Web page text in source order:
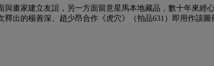
畫家建立友誼，另一方面留意星馬本地藏品，數十年來經
出的楊善深、趙少昂合作《虎穴》（拍品631）即用作該圖